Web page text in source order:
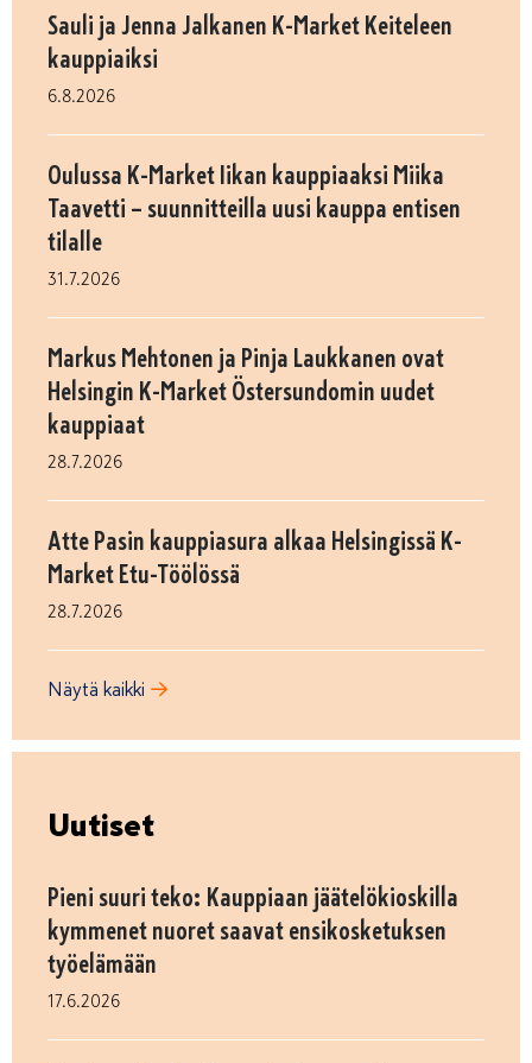
Sauli ja Jenna Jalkanen K-Market Keiteleen
kauppiaiksi
6.8.2026
Oulussa K-Market Iikan kauppiaaksi Miika
Taavetti – suunnitteilla uusi kauppa entisen
tilalle
31.7.2026
Markus Mehtonen ja Pinja Laukkanen ovat
Helsingin K-Market Östersundomin uudet
kauppiaat
28.7.2026
Atte Pasin kauppiasura alkaa Helsingissä K-
Market Etu-Töölössä
28.7.2026
Näytä kaikki
Uutiset
Pieni suuri teko: Kauppiaan jäätelökioskilla
kymmenet nuoret saavat ensikosketuksen
työelämään
17.6.2026